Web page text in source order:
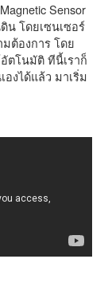
Sensor
น โดยเซนเซอร์
ต้องการ โดย
ตโนมัติ ทีนี้เราก็
งได้แล้ว มาเริ่ม